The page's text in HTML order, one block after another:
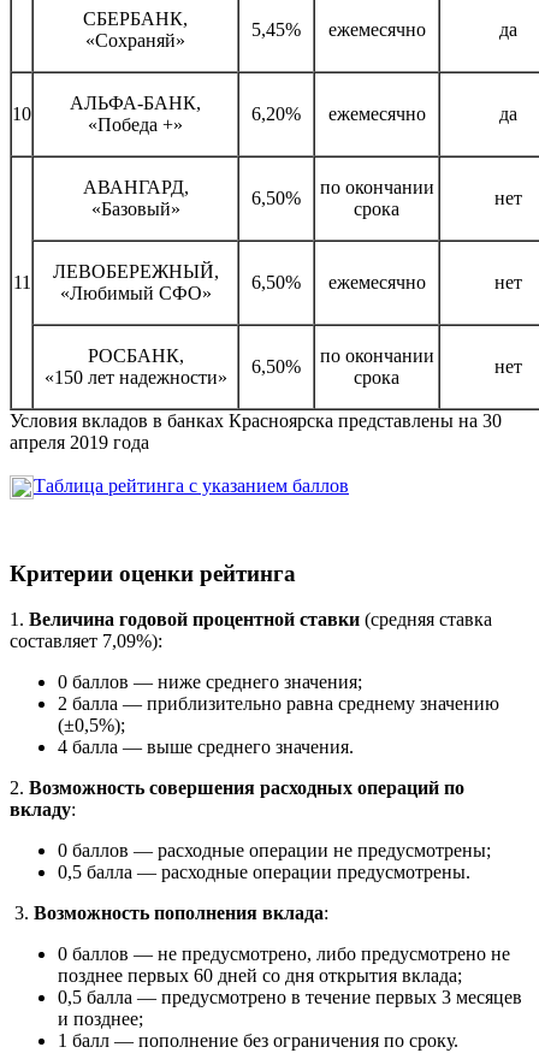
СБЕРБАНК,
«Сохраняй»
5,45% ежемесячно да
10
АЛЬФА-БАНК,
«Победа +»
6,20% ежемесячно да
11
АВАНГАРД,
«Базовый»
6,50%
по окончании
срока
нет
ЛЕВОБЕРЕЖНЫЙ,
«Любимый СФО»
6,50% ежемесячно нет
РОСБАНК,
«150 лет надежности»
6,50%
по окончании
срока
нет
Условия вкладов в банках Красноярска представлены на 30
апреля 2019 года
Таблица рейтинга с указанием баллов
Критерии оценки рейтинга
1. Величина годовой процентной ставки (средняя ставка
составляет 7,09%):
0 баллов — ниже среднего значения;
2 балла — приблизительно равна среднему значению
(±0,5%);
4 балла — выше среднего значения.
2. Возможность совершения расходных операций по
вкладу:
0 баллов — расходные операции не предусмотрены;
0,5 балла — расходные операции предусмотрены.
3. Возможность пополнения вклада:
0 баллов — не предусмотрено, либо предусмотрено не
позднее первых 60 дней со дня открытия вклада;
0,5 балла — предусмотрено в течение первых 3 месяцев
и позднее;
1 балл — пополнение без ограничения по сроку.